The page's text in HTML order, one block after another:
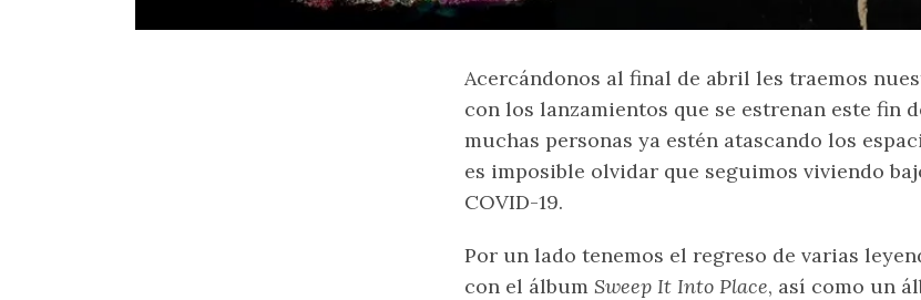
Acercándonos al final de abril les traemos
con los lanzamientos que se estrenan este fin
muchas personas ya estén atascando los
es imposible olvidar que seguimos viviendo
COVID-19.
Por un lado tenemos el regreso de varias
con el álbum Sweep It Into Place, así como un